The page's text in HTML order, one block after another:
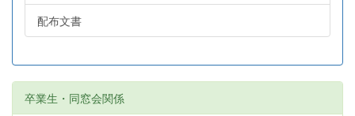
配布文書
卒業生・同窓会関係